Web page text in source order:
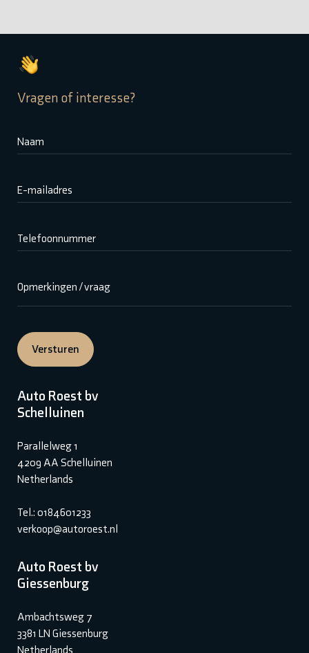
Vragen of interesse?
Naam
E-mailadres
Telefoonnummer
Opmerkingen / vraag
Versturen
Auto Roest bv
Schelluinen
Parallelweg 1
4209 AA Schelluinen
Netherlands
Tel.: 0184601233
verkoop@autoroest.nl
Auto Roest bv
Giessenburg
Ambachtsweg 7
3381 LN Giessenburg
Netherlands